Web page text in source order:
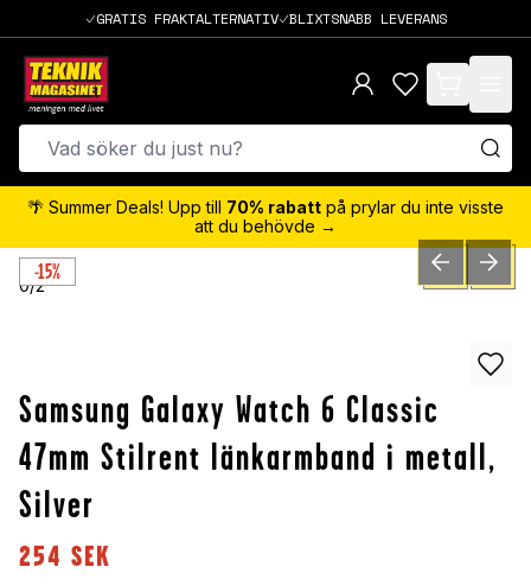
GRATIS FRAKTALTERNATIV BLIXTSNABB LEVERANS
items in cart,
🌴 Summer Deals! Upp till 70% rabatt på prylar du inte visste
att du behövde →
-15%
0/2 PREVIOUSNEXT
Samsung Galaxy Watch 6 Classic
47mm Stilrent länkarmband i metall,
Silver
254 SEK